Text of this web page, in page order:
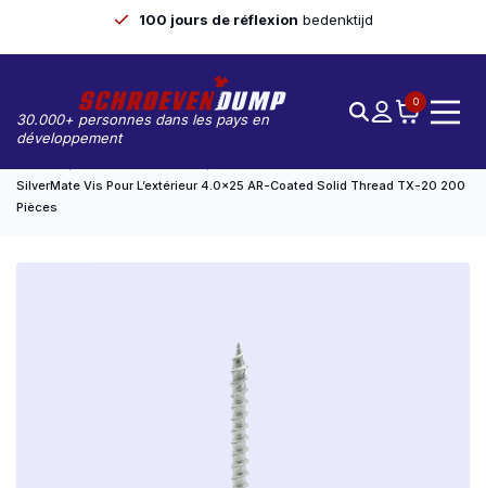
100 jours de réflexion bedenktijd
30.000+ personnes dans les pays en
développement
0
SilverMate Vis Pour L’extérieur 4.0×25 AR-Coated Solid Thread TX-20 200
Pièces